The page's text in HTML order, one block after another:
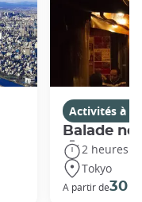
Activités à
Balade
2 heures
Tokyo
A partir de30